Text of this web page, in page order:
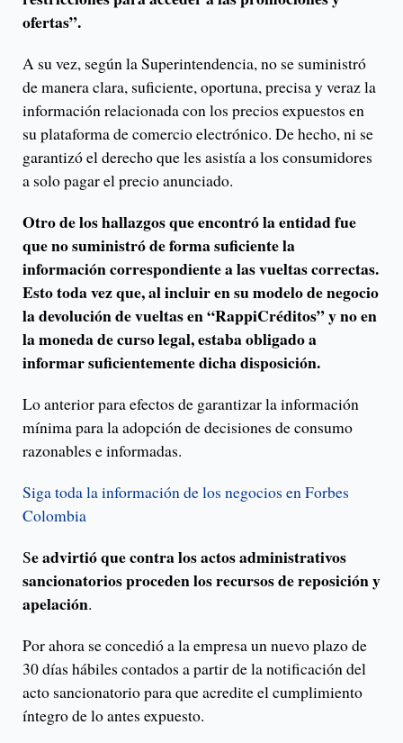
ofertas”.
A su vez, según la Superintendencia, no se suministró
de manera clara, suficiente, oportuna, precisa y veraz la
información relacionada con los precios expuestos en
su plataforma de comercio electrónico. De hecho, ni se
garantizó el derecho que les asistía a los consumidores
a solo pagar el precio anunciado.
Otro de los hallazgos que encontró la entidad fue
que no suministró de forma suficiente la
información correspondiente a las vueltas correctas.
Esto toda vez que, al incluir en su modelo de negocio
la devolución de vueltas en “RappiCréditos” y no en
la moneda de curso legal, estaba obligado a
informar suficientemente dicha disposición.
Lo anterior para efectos de garantizar la información
mínima para la adopción de decisiones de consumo
razonables e informadas.
Siga toda la información de los negocios en Forbes
Colombia
Se advirtió que contra los actos administrativos
sancionatorios proceden los recursos de reposición y
apelación.
Por ahora se concedió a la empresa un nuevo plazo de
30 días hábiles contados a partir de la notificación del
acto sancionatorio para que acredite el cumplimiento
íntegro de lo antes expuesto.